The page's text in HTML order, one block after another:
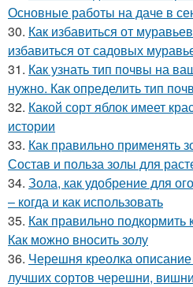
Основные работы на даче в
30. Как избавиться от
избавиться от садовых
31. Как узнать тип почвы на
нужно. Как определить тип
32. Какой сорт яблок имеет
истории
33. Как правильно применять
Состав и польза золы для
34. Зола, как удобрение для
– когда и как использовать
35. Как правильно
Как можно вносить золу
36. Черешня креолка
лучших сортов черешни,